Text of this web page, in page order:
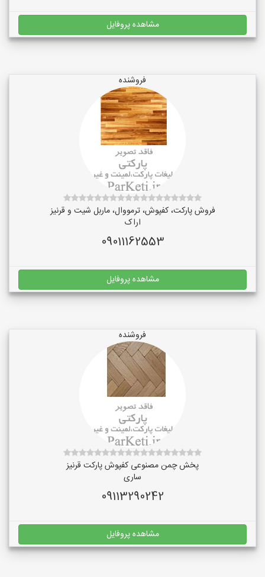
مشاهده پروفایل
فروشنده
فروش پارکت، کفپوش، ترمووال، ماربل شیت و قرنیز
اراک
09011162553
مشاهده پروفایل
فروشنده
پخش چمن مصنوعی کفپوش پارکت قرنیز
ساری
09113290242
مشاهده پروفایل